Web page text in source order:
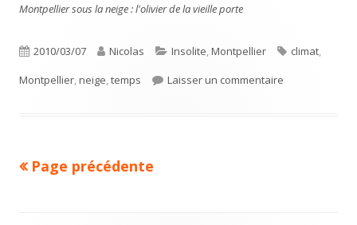
Montpellier sous la neige : l'olivier de la vieille porte
Publié
le
2010/03/07 Auteur
Nicolas Catégories
Insolite,Montpellier Étiquettes
climat,
Montpellier,neige,temps Laisser un commentaire
Pagination
Page précédente